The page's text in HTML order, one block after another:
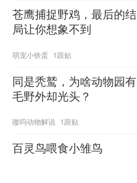
苍鹰捕捉野鸡，最后的结
局让你想象不到
萌宠小铁蛋 1跟贴
同是秃鹫，为啥动物园有
毛野外却光头？
嗷呜动物解说 1跟贴
百灵鸟喂食小雏鸟